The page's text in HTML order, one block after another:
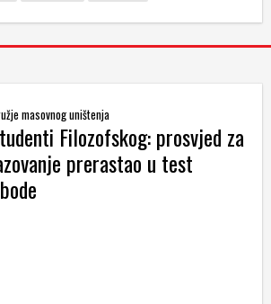
masovnog uništenja
Filozofskog: prosvjed za
prerastao u test